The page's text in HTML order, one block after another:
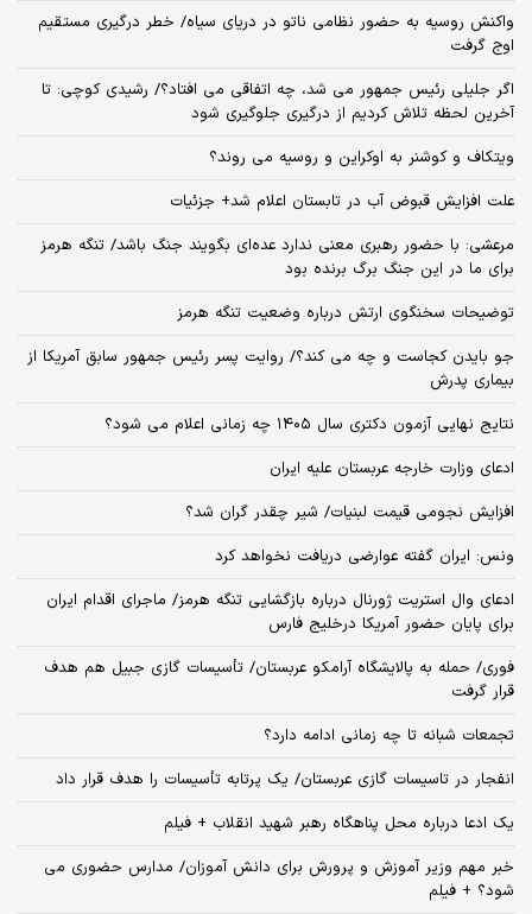
واکنش روسیه به حضور نظامی ناتو در دریای سیاه/ خطر درگیری مستقیم
اوج گرفت
اگر جلیلی رئیس جمهور می شد، چه اتفاقی می افتاد؟/ رشیدی کوچی: تا
آخرین لحظه تلاش کردیم از درگیری جلوگیری شود
ویتکاف و کوشنر به اوکراین و روسیه می روند؟
علت افزایش قبوض آب در تابستان اعلام شد+ جزئیات
مرعشی: با حضور رهبری معنی ندارد عده‌ای بگویند جنگ باشد/ تنگه هرمز
برای ما در این جنگ برگ برنده بود
توضیحات سخنگوی ارتش درباره وضعیت تنگه هرمز
جو بایدن کجاست و چه می کند؟/ روایت پسر رئیس جمهور سابق آمریکا از
بیماری پدرش
نتایج نهایی آزمون دکتری سال ۱۴۰۵ چه زمانی اعلام می شود؟
ادعای وزارت خارجه عربستان علیه ایران
افزایش نجومی قیمت لبنیات/ شیر چقدر گران شد؟
ونس: ایران گفته عوارضی دریافت نخواهد کرد
ادعای وال استریت ژورنال درباره بازگشایی تنگه هرمز/ ماجرای اقدام ایران
برای پایان حضور آمریکا درخلیج فارس
فوری/ حمله به پالایشگاه آرامکو عربستان/ تأسیسات گازی جبیل هم هدف
قرار گرفت
تجمعات شبانه تا چه زمانی ادامه دارد؟
انفجار در تاسیسات گازی عربستان/ یک پرتابه تأسیسات را هدف قرار داد
یک ادعا درباره محل پناهگاه‌ رهبر شهید انقلاب + فیلم
خبر مهم وزیر آموزش و پرورش برای دانش آموزان/ مدارس حضوری می
شود؟ + فیلم